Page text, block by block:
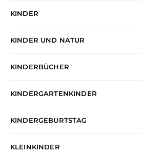
KINDER
KINDER UND NATUR
KINDERBÜCHER
KINDERGARTENKINDER
KINDERGEBURTSTAG
KLEINKINDER